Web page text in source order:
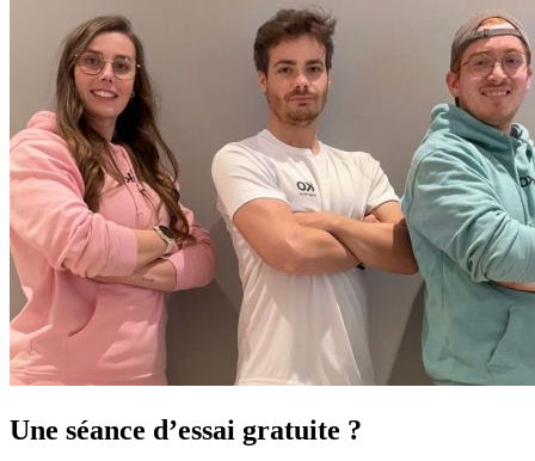
Une séance d’essai gratuite ?